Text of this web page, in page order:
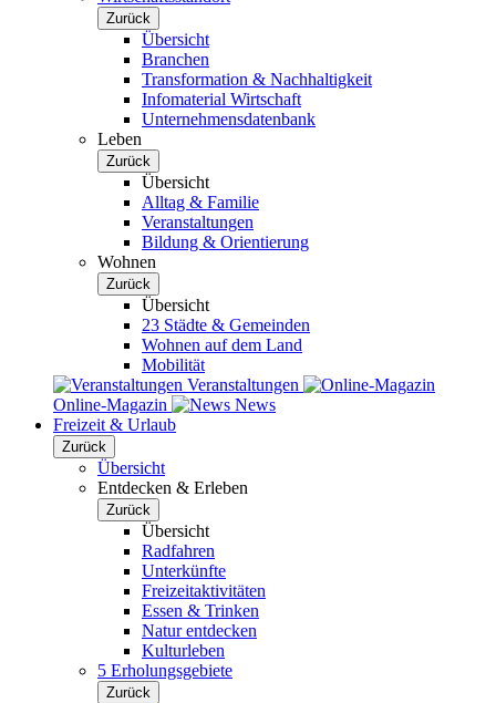
Zurück
Übersicht
Branchen
Transformation & Nachhaltigkeit
Infomaterial Wirtschaft
Unternehmensdatenbank
Leben
Zurück
Übersicht
Alltag & Familie
Veranstaltungen
Bildung & Orientierung
Wohnen
Zurück
Übersicht
23 Städte & Gemeinden
Wohnen auf dem Land
Mobilität
Veranstaltungen
Online-Magazin
News
Freizeit & Urlaub
Zurück
Übersicht
Entdecken & Erleben
Zurück
Übersicht
Radfahren
Unterkünfte
Freizeitaktivitäten
Essen & Trinken
Natur entdecken
Kulturleben
5 Erholungsgebiete
Zurück